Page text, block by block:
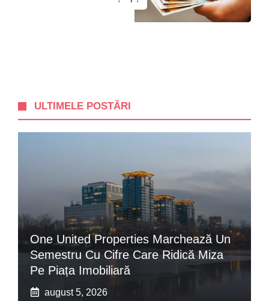
ULTIMELE POSTĂRI
One United Properties Marchează Un
Semestru Cu Cifre Care Ridică Miza
Pe Piața Imobiliară
august 5, 2026